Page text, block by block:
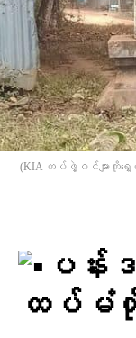
(KIA တပ်ဖွဲ့ဝင်များကို​ရှ
ပန်
ထပ်မံ